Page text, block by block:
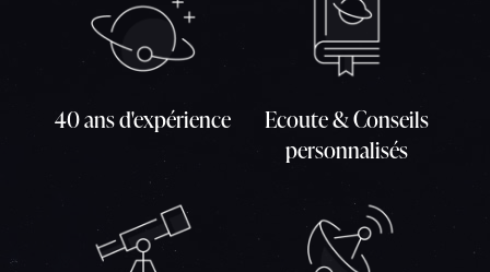
40 ans d'expérience
Ecoute & Conseils
personnalisés